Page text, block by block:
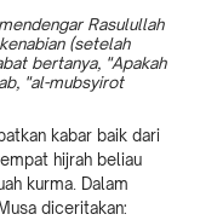
Rasulullah
(setelah
bertanya, "Apakah
"al-mubsyirot
kabar baik dari
hijrah beliau
kurma. Dalam
diceritakan: